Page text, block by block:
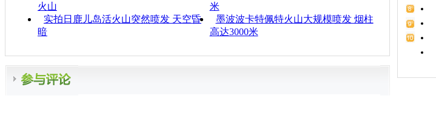
火山
米
实拍日鹿儿岛活火山突然喷发 天空昏
暗
墨波波卡特佩特火山大规模喷发 烟柱
高达3000米